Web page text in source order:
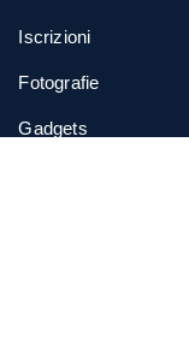
Iscrizioni
Fotografie
Gadgets